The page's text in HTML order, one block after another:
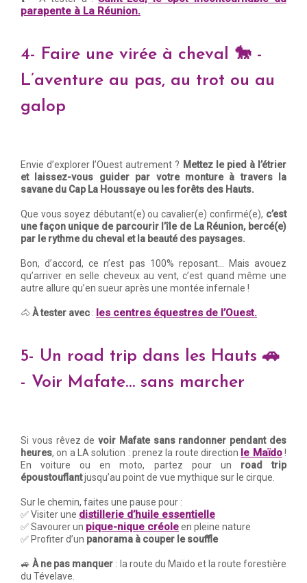
parapente à La Réunion.
4- Faire une virée à cheval 🐎 -
L’aventure au pas, au trot ou au
galop
Envie d’explorer l’Ouest autrement ? Mettez le pied à l’étrier
et laissez-vous guider par votre monture à travers la
savane du Cap La Houssaye ou les forêts des Hauts.
Que vous soyez débutant(e) ou cavalier(e) confirmé(e), c’est
une façon unique de parcourir l’île de La Réunion, bercé(e)
par le rythme du cheval et la beauté des paysages.
Bon, d’accord, ce n’est pas 100% reposant… Mais avouez
qu’arriver en selle cheveux au vent, c’est quand même une
autre allure qu’en sueur après une montée infernale !
🐴 À tester avec : les centres équestres de l’Ouest.
5- Un road trip dans les Hauts 🚗
- Voir Mafate… sans marcher
Si vous rêvez devoir Mafate sans randonner pendant des
heures, on a LA solution : prenez la route direction le Maïdo!
En voiture ou en moto, partez pour un road trip
époustouflantjusqu’au point de vue mythique sur le cirque.
Sur le chemin, faites une pause pour :
✅ Visiter une distillerie d’huile essentielle
✅ Savourer un pique-nique créoleen pleine nature
✅ Profiter d’un panorama à couper le souffle
🚙À ne pas manquer : la route du Maïdo et la route forestière
du Tévelave.